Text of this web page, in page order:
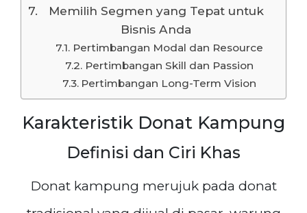
Memilih Segmen yang Tepat untuk
Bisnis Anda
Pertimbangan Modal dan Resource
Pertimbangan Skill dan Passion
Pertimbangan Long-Term Vision
Karakteristik Donat Kampung
Definisi dan Ciri Khas
Donat kampung merujuk pada donat